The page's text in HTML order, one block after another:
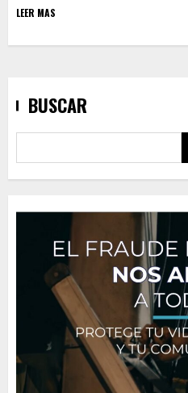
LEER MAS
BUSCAR